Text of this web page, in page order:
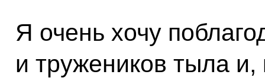
Я очень хочу
и тружеников тыла